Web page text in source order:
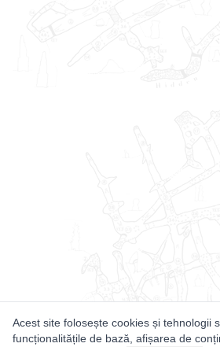
Acest site folosește cookies și tehnologii
funcționalitățile de bază, afișarea de